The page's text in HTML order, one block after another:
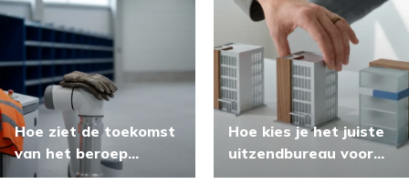
Hoe ziet de toekomst
van het beroep
machine operator
Hoe kies je het juiste
uitzendbureau voor
jouw carrière?